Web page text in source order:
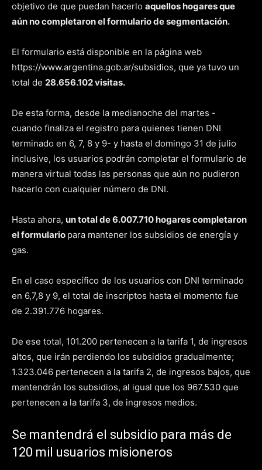
objetivo de que puedan hacerlo aquellos hogares que
aún no completaron el formulario de segmentación.
El formulario está disponible en la página web
https://www.argentina.gob.ar/subsidios, que ya tuvo un
total de 28.656.102 visitas.
De esta forma, desde la medianoche del martes -
cuando finaliza el registro para quienes tienen DNI
terminado en 6, 7, 8 y 9- y hasta el domingo 31 de julio
inclusive, los usuarios podrán completar el formulario de
manera virtual todas las personas que aún no pudieron
hacerlo con cualquier número de DNI.
Hasta ahora, un total de 6.007.710 hogares completaron
el formulario para mantener los subsidios de energía y
gas.
En el caso específico de los usuarios con DNI terminado
en 6,7,8 y 9, el total de inscriptos hasta el momento fue
de 2.391.776 hogares.
De ese total, 101.200 pertenecen a la tarifa 1, de ingresos
altos, que irán perdiendo los subsidios gradualmente;
1.323.046 pertenecen a la tarifa 2, de ingresos bajos, que
mantendrán los subsidios, al igual que los 967.530 que
pertenecen a la tarifa 3, de ingresos medios.
Se mantendrá el subsidio para más de
120 mil usuarios misioneros